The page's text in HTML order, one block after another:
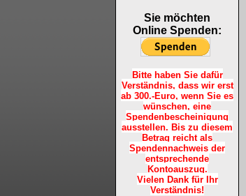
Sie möchten
Online Spenden:
Bitte haben Sie dafür
Verständnis, dass wir erst
ab 300.-Euro, wenn Sie es
wünschen, eine
Spendenbescheinigung
ausstellen. Bis zu diesem
Betrag reicht als
Spendennachweis der
entsprechende
Kontoauszug.
Vielen Dank für Ihr
Verständnis!